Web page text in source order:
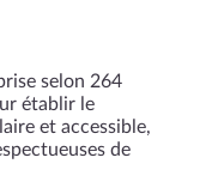
selon 264
établir le
et accessible,
de